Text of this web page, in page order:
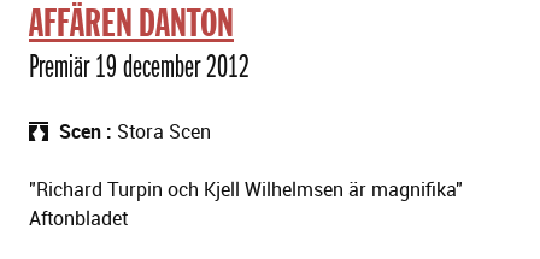
AFFÄREN DANTON
Premiär 19 december 2012
Scen Stora Scen
"Richard Turpin och Kjell Wilhelmsen är magnifika"
Aftonbladet